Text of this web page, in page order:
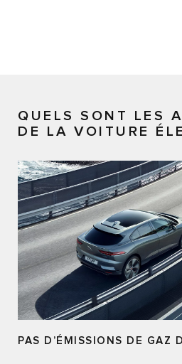
QUELS SONT LES
DE LA VOITURE
PAS D’ÉMISSIONS DE GAZ